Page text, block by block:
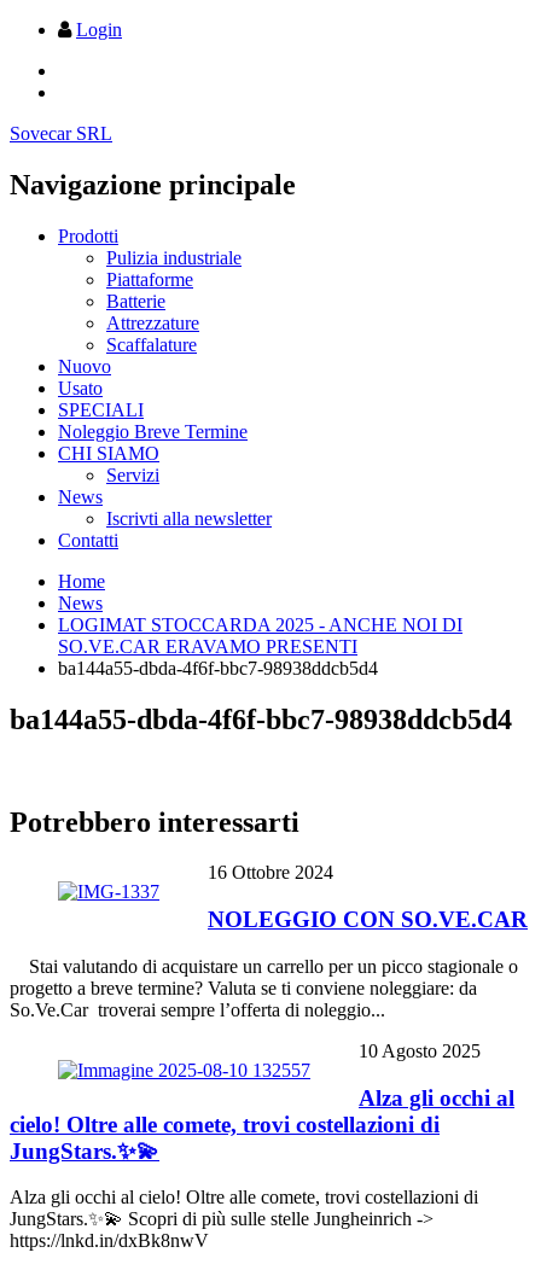
Login
Sovecar SRL
Navigazione principale
Prodotti
Pulizia industriale
Piattaforme
Batterie
Attrezzature
Scaffalature
Nuovo
Usato
SPECIALI
Noleggio Breve Termine
CHI SIAMO
Servizi
News
Iscrivti alla newsletter
Contatti
Home
News
LOGIMAT STOCCARDA 2025 - ANCHE NOI DI
SO.VE.CAR ERAVAMO PRESENTI
ba144a55-dbda-4f6f-bbc7-98938ddcb5d4
ba144a55-dbda-4f6f-bbc7-98938ddcb5d4
Potrebbero interessarti
16 Ottobre 2024
NOLEGGIO CON SO.VE.CAR
Stai valutando di acquistare un carrello per un picco stagionale o
progetto a breve termine? Valuta se ti conviene noleggiare: da
So.Ve.Car troverai sempre l’offerta di noleggio...
10 Agosto 2025
Alza gli occhi al
cielo! Oltre alle comete, trovi costellazioni di
JungStars.✨💫
Alza gli occhi al cielo! Oltre alle comete, trovi costellazioni di
JungStars.✨💫 Scopri di più sulle stelle Jungheinrich ->
https://lnkd.in/dxBk8nwV